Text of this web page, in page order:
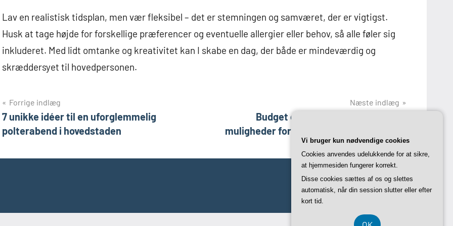
Lav en realistisk tidsplan, men vær fleksibel – det er stemningen og samværet, der er vigtigst.
Husk at tage højde for forskellige præferencer og eventuelle allergier eller behov, så alle føler sig
inkluderet. Med lidt omtanke og kreativitet kan I skabe en dag, der både er mindeværdig og
skræddersyet til hovedpersonen.
Indlægsnavigation
Forrige indlæg
7 unikke idéer til en uforglemmelig
polterabend i hovedstaden
Næste indlæg
Budget eller luksus: Polterabend-
muligheder for enhver smag i københavn
Vi bruger kun nødvendige cookies
Cookies anvendes udelukkende for at sikre,
at hjemmesiden fungerer korrekt.
Disse cookies sættes af os og slettes
automatisk, når din session slutter eller efter
kort tid.